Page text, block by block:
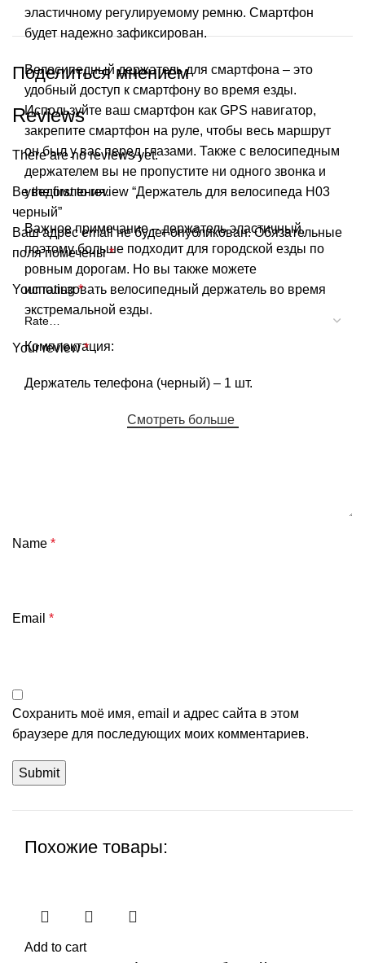
эластичному регулируемому ремню. Смартфон
будет надежно зафиксирован.
Велосипедный держатель для смартфона – это
удобный доступ к смартфону во время езды.
Используйте ваш смартфон как GPS навигатор,
закрепите смартфон на руле, чтобы весь маршрут
он был у вас перед глазами. Также с велосипедным
держателем вы не пропустите ни одного звонка и
уведомления.
Важное примечание – держатель эластичный,
поэтому больше подходит для городской езды по
ровным дорогам. Но вы также можете
использовать велосипедный держатель во время
экстремальной езды.
Комплектация:
Держатель телефона (черный) – 1 шт.
Смотреть больше
Поделиться мнением
Reviews
There are no reviews yet.
Be the first to review “Держатель для велосипеда H03
черный”
Ваш адрес email не будет опубликован. Обязательные
поля помечены*
Your rating*
Your review*
Name *
Email *
Сохранить моё имя, email и адрес сайта в этом
браузере для последующих моих комментариев.
Похожие товары:
Add to cart